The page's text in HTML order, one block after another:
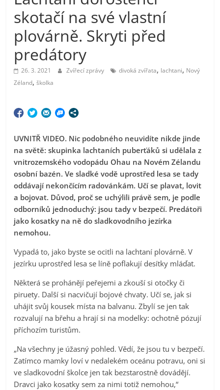
skotačí na své vlastní
plovárně. Skryti před
predátory
26. 3. 2021 Zvířecí zprávy divoká zvířata, lachtani, Nový
Zéland,školka
UVNITŘ VIDEO. Nic podobného neuvidíte nikde jinde
na světě: skupinka lachtaních puberťáků si udělala z
vnitrozemského vodopádu Ohau na Novém Zélandu
osobní bazén. Ve sladké vodě uprostřed lesa se tady
oddávají nekončícím radovánkám. Učí se plavat, lovit
a bojovat. Důvod, proč se uchýlili právě sem, je podle
odborníků jednoduchý: jsou tady v bezpečí. Predátoři
jako kosatky na ně do sladkovodního jezírka
nemohou.
Vypadá to, jako byste se ocitli na lachtaní plovárně. V
jezírku uprostřed lesa se líně poflakují desítky mláďat.
Některá se prohánějí peřejemi a zkouší si otočky či
piruety. Další si nacvičují bojové chvaty. Učí se, jak si
uhájit svůj kousek místa na balvanu. Zbylí se jen tak
rozvalují na břehu a hrají si na modelky: ochotně pózují
příchozím turistům.
„Na všechny je úžasný pohled. Vědí, že jsou tu v bezpečí.
Zatímco mamky loví v nedalekém oceánu potravu, oni si
ve sladkovodní školce jen tak bezstarostně dovádějí.
Dravci jako kosatky sem za nimi totiž nemohou,“